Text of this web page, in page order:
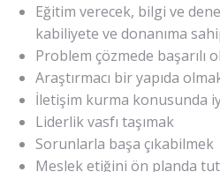
Eğitim verecek, bilgi ve
kabiliyete ve donanıma
Problem çözmede başarılı
Araştırmacı bir yapıda
İletişim kurma konusunda
Liderlik vasfı taşımak
Sorunlarla başa çıkabilmek
Meslek etiğini ön planda